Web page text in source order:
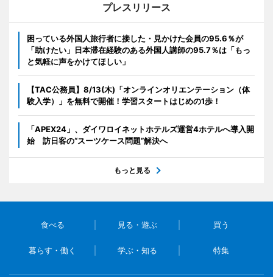
プレスリリース
困っている外国人旅行者に接した・見かけた会員の95.6％が
「助けたい」日本滞在経験のある外国人講師の95.7％は「もっ
と気軽に声をかけてほしい」
【TAC公務員】8/13(木)「オンラインオリエンテーション（体
験入学）」を無料で開催！学習スタートはじめの1歩！
「APEX24」、ダイワロイネットホテルズ運営4ホテルへ導入開
始 訪日客の“スーツケース問題”解決へ
もっと見る
食べる 見る・遊ぶ 買う
暮らす・働く 学ぶ・知る 特集